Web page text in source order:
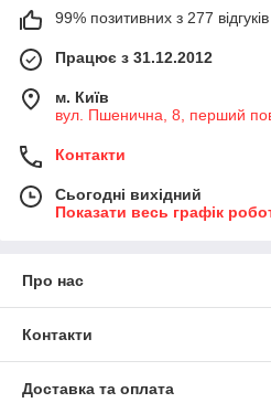
99% позитивних з 277 відгуків
Працює з 31.12.2012
м. Київ
вул. Пшенична, 8, перший
Контакти
Сьогодні вихідний
Показати весь графік
Про нас
Контакти
Доставка та оплата